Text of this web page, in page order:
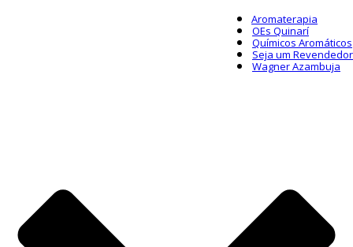
Aromaterapia
OEs Quinarí
Químicos Aromáticos
Seja um Revendedor
Wagner Azambuja